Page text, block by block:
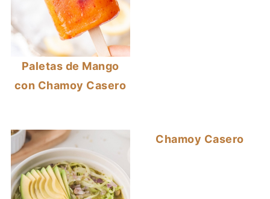
Paletas de Mango
con Chamoy Casero
Chamoy Casero